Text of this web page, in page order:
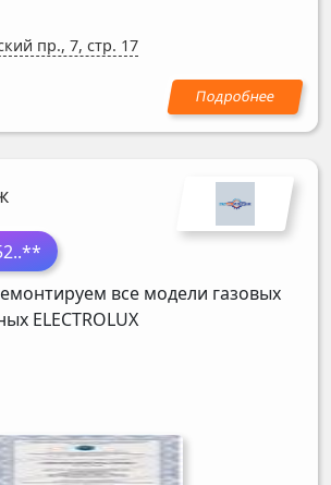
пр., 7, стр. 17
..**
все модели газовых
ELECTROLUX